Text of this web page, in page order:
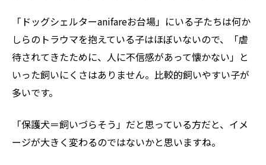
「ドッグシェルターanifareお台場」にいる子たちは何か
しらのトラウマを抱えている子はほぼいないので、「虐
待されてきたために、人に不信感があって懐かない」と
いった飼いにくさはありません。比較的飼いやすい子が
多いです。
「保護犬＝飼いづらそう」だと思っている方だと、イメ
ージが大きく変わるのではないかと思いますね。